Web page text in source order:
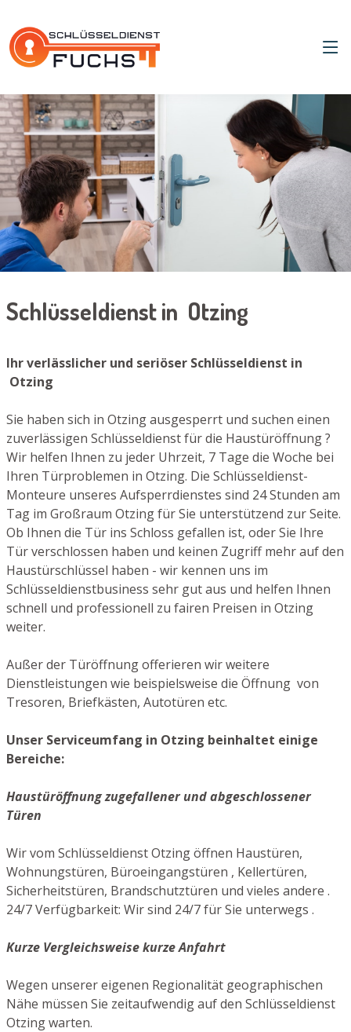
Schlüsseldienst in Otzing
Ihr verlässlicher und seriöser Schlüsseldienst in
Otzing
Sie haben sich in Otzing ausgesperrt und suchen einen
zuverlässigen Schlüsseldienst für die Haustüröffnung ?
Wir helfen Ihnen zu jeder Uhrzeit, 7 Tage die Woche bei
Ihren Türproblemen in Otzing. Die Schlüsseldienst-
Monteure unseres Aufsperrdienstes sind 24 Stunden am
Tag im Großraum Otzing für Sie unterstützend zur Seite.
Ob Ihnen die Tür ins Schloss gefallen ist, oder Sie Ihre
Tür verschlossen haben und keinen Zugriff mehr auf den
Haustürschlüssel haben - wir kennen uns im
Schlüsseldienstbusiness sehr gut aus und helfen Ihnen
schnell und professionell zu fairen Preisen in Otzing
weiter.
Außer der Türöffnung offerieren wir weitere
Dienstleistungen wie beispielsweise die Öffnung von
Tresoren, Briefkästen, Autotüren etc.
Unser Serviceumfang in Otzing beinhaltet einige
Bereiche:
Haustüröffnung zugefallener und abgeschlossener
Türen
Wir vom Schlüsseldienst Otzing öffnen Haustüren,
Wohnungstüren, Büroeingangstüren , Kellertüren,
Sicherheitstüren, Brandschutztüren und vieles andere .
24/7 Verfügbarkeit: Wir sind 24/7 für Sie unterwegs .
Kurze Vergleichsweise kurze Anfahrt
Wegen unserer eigenen Regionalität geographischen
Nähe müssen Sie zeitaufwendig auf den Schlüsseldienst
Otzing warten.